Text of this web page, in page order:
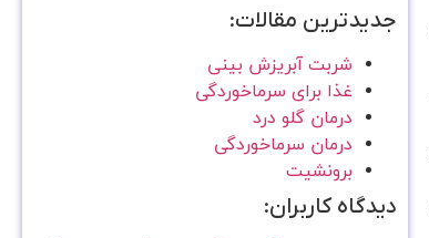
جدیدترین مقالات:
شربت آبریزش بینی
غذا برای سرماخوردگی
درمان گلو درد
درمان سرماخوردگی
برونشیت
دیدگاه کاربران: